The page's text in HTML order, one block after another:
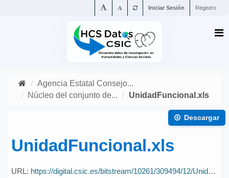
Iniciar Sesión Registro
Agencia Estatal Consejo...
Núcleo del conjunto de...
UnidadFuncional.xls
Descargar
UnidadFuncional.xls
URL: https://digital.csic.es/bitstream/10261/309494/12/UnidadFuncional.xls